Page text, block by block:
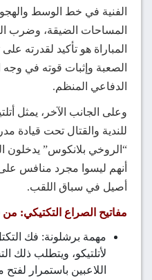
الفنية في خط الوسط
المساحات الضيقة، وضرب
المباراة هو تأكيد لقدرته
الصعبة وإثبات قوته في وجه
الدفاعي المنظم.
وعلى الجانب الآخر، يمثل
للندية والقتال تحت قيادة
“الروخي بلانكوس” يدخلون
أنهم ليسوا مجرد منافس
أصيل في سباق اللقب.
مفاتيح الصراع التكتيكي:
لأتلتيكو، ويتطلب ذلك
اللاعبين باستمرار